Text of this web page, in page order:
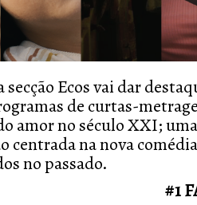
secção Ecos vai dar
de curtas-
amor no século XXI;
centrada na nova
no passado.
#1